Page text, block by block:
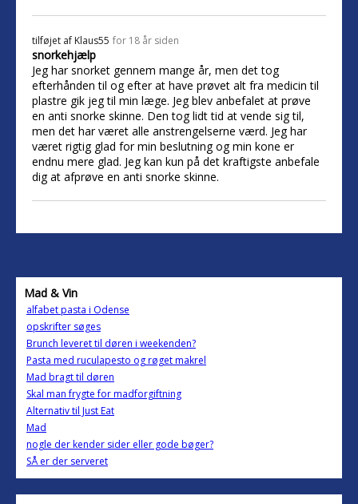
tilføjet af Klaus55 for 18 år siden
snorkehjælp
Jeg har snorket gennem mange år, men det tog
efterhånden til og efter at have prøvet alt fra medicin til
plastre gik jeg til min læge. Jeg blev anbefalet at prøve
en anti snorke skinne. Den tog lidt tid at vende sig til,
men det har været alle anstrengelserne værd. Jeg har
været rigtig glad for min beslutning og min kone er
endnu mere glad. Jeg kan kun på det kraftigste anbefale
dig at afprøve en anti snorke skinne.
Mad & Vin
alfabet pasta i Odense
opskrifter søges
Brunch leveret til døren i weekenden?
Pasta med ruculapesto og røget makrel
Mad bragt til døren
Skal man frygte for madforgiftning
Alternativ til Just Eat
Mad
nogle der kender sider eller gode bøger?
SÅ er der serveret